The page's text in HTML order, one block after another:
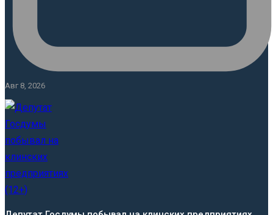
Авг 8, 2026